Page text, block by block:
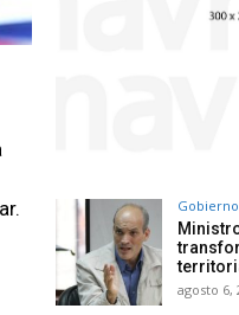
Gobierno
agosto 6,